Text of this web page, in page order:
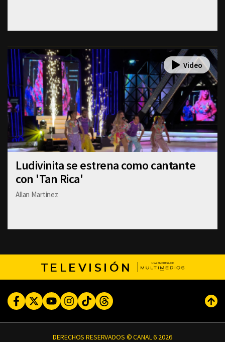
Ludivinita se estrena como cantante
con 'Tan Rica'
Allan Martinez
TELEVISIÓN
FacebookTwitterYoutubeInstagram
TikTokThreads
DERECHOS RESERVADOS © CANAL 6 2026